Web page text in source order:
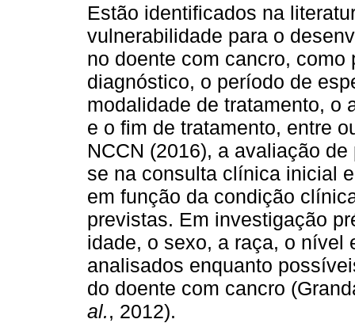
Estão identificados na
vulnerabilidade para o
no doente com cancro,
diagnóstico, o período de
modalidade de tratamento, o
e o fim de tratamento, entre
NCCN (2016), a avaliação
se na consulta clínica inicial
em função da condição
previstas. Em investigação
idade, o sexo, a raça, o nível
analisados enquanto
do doente com cancro
al., 2012).